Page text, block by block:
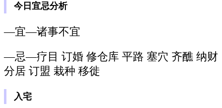
今日宜忌分析
—宜—诸事不宜
—忌—疗目 订婚 修仓库 平路 塞穴 齐醮 纳财
分居 订盟 栽种 移徙
入宅